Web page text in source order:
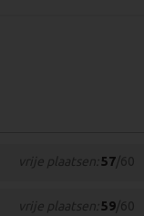
vrije plaatsen: 57/60
vrije plaatsen: 59/60